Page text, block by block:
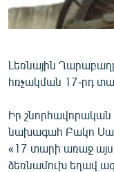
ՍՊՈՐՏ
ԿՈՐՈՆԱՎԻՐՈՒՍ
ՏԵՍԱՆՅՈՒԹԵՐ
ԲԱՆԱՎԵՃ
Լեռնային
հռչակման 17-րդ
Իր շնորհավորական
նախագահ Բակո
«17 տարի առաջ
ձեռնամուխ եղավ